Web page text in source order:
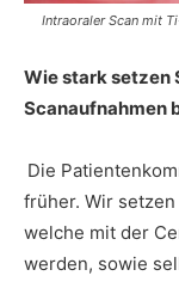
Intraoraler Scan mit
Wie stark setzen
Scanaufnahmen
Die
früher. Wir
welche mit der
werden, sowie